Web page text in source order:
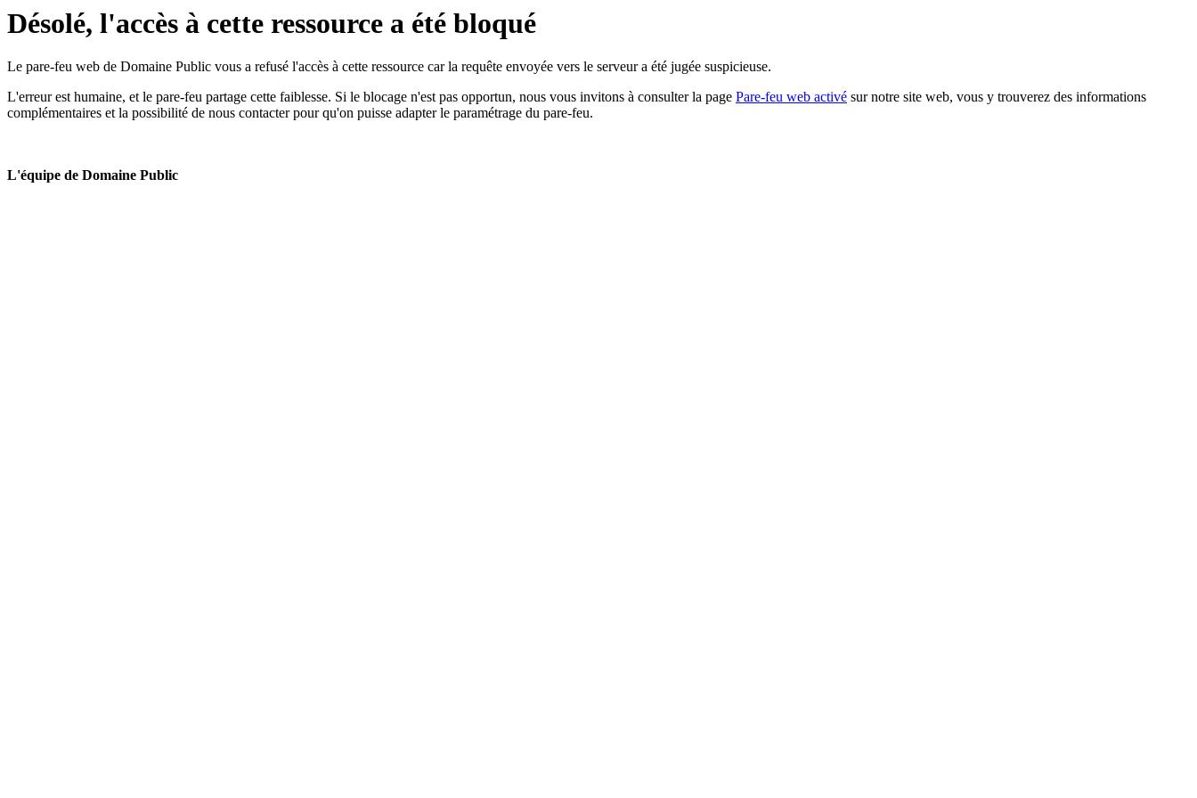
Désolé, l'accès à cette ressource a été bloqué
Le pare-feu web de Domaine Public vous a refusé l'accès à cette ressource car la requête envoyée vers le serveur a été jugée suspicieuse.
L'erreur est humaine, et le pare-feu partage cette faiblesse. Si le blocage n'est pas opportun, nous vous invitons à consulter la page Pare-feu web activé sur notre site web, vous y trouverez des informations
complémentaires et la possibilité de nous contacter pour qu'on puisse adapter le paramétrage du pare-feu.
L'équipe de Domaine Public